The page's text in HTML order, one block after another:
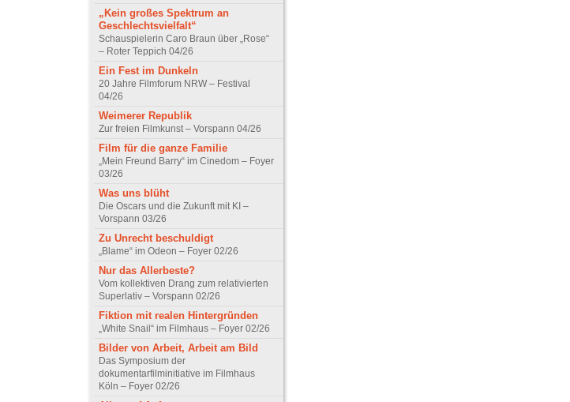
„Kein großes Spektrum an
Geschlechtsvielfalt“
Schauspielerin Caro Braun über „Rose“
– Roter Teppich 04/26
Ein Fest im Dunkeln
20 Jahre Filmforum NRW – Festival
04/26
Weimerer Republik
Zur freien Filmkunst – Vorspann 04/26
Film für die ganze Familie
„Mein Freund Barry“ im Cinedom – Foyer
03/26
Was uns blüht
Die Oscars und die Zukunft mit KI –
Vorspann 03/26
Zu Unrecht beschuldigt
„Blame“ im Odeon – Foyer 02/26
Nur das Allerbeste?
Vom kollektiven Drang zum relativierten
Superlativ – Vorspann 02/26
Fiktion mit realen Hintergründen
„White Snail“ im Filmhaus – Foyer 02/26
Bilder von Arbeit, Arbeit am Bild
Das Symposium der
dokumentarfilminitiative im Filmhaus
Köln – Foyer 02/26